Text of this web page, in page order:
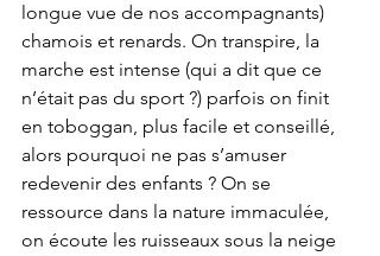
longue vue de nos accompagnants)
chamois et renards. On transpire, la
marche est intense (qui a dit que ce
n’était pas du sport ?) parfois on finit
en toboggan, plus facile et conseillé,
alors pourquoi ne pas s’amuser
redevenir des enfants ? On se
ressource dans la nature immaculée,
on écoute les ruisseaux sous la neige